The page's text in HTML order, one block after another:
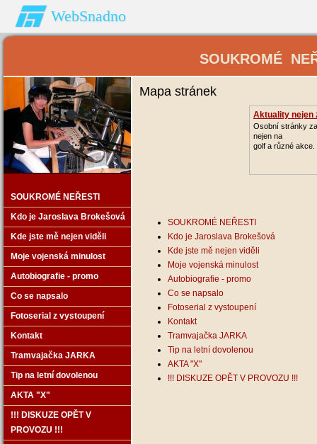
WebSnadno
SOUKROMÉ
SOUKROMÉ NEŘESTI
Kdo je Jaroslava Brokešová
Kde jste mě nejen viděli
Moje vojenská minulost
Autobiografie - promo
Co se napsalo
Fotoserial z vystoupení
Kontakt
Tramvajačka JARKA
Tip na letní dovolenou
AKTA "X"
!!! DISKUZE OPĚT V
PROVOZU !!!
Mapa stránek
Aktuality nejen
Osobní stránky
nejen na
golf a různé akce.
SOUKROMÉ NEŘESTI
Kdo je Jaroslava Brokešová
Kde jste mě nejen viděli
Moje vojenská minulost
Autobiografie - promo
Co se napsalo
Fotoserial z vystoupení
Kontakt
Tramvajačka JARKA
Tip na letní dovolenou
AKTA "X"
!!! DISKUZE OPĚT V PROVOZU !!!